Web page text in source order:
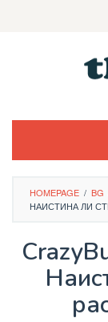
HOMEPAGE / BG
НАИСТИНА ЛИ